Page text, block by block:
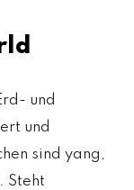
und
und
sind yang,
Steht